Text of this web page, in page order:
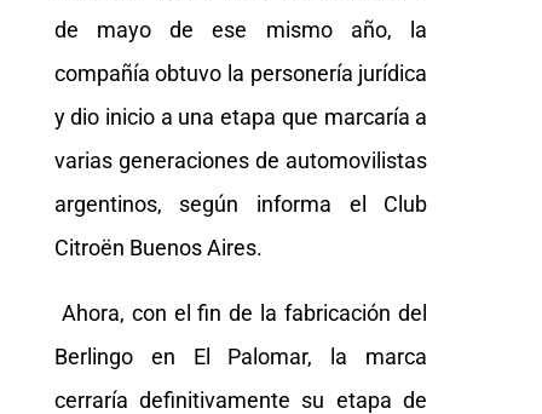
de mayo de ese mismo año, la
compañía obtuvo la personería jurídica
y dio inicio a una etapa que marcaría a
varias generaciones de automovilistas
argentinos, según informa el Club
Citroën Buenos Aires.
Ahora, con el fin de la fabricación del
Berlingo en El Palomar, la marca
cerraría definitivamente su etapa de